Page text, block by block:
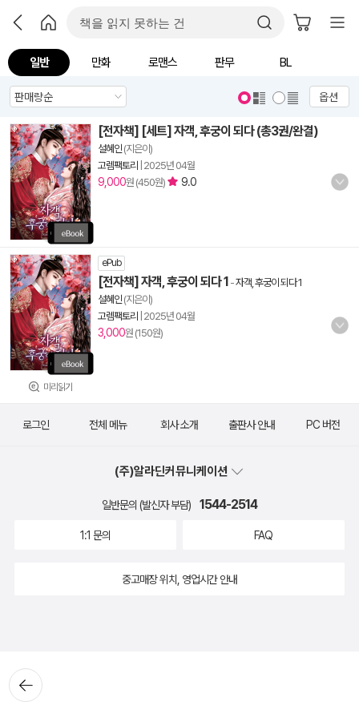
일반 만화 로맨스 판무 BL
옵션
[전자책] [세트] 자객, 후궁이 되다 (총3권/완결)
설혜인 (지은이)
고렘팩토리
2025년 04월
9,000원 (450원) 9.0
미리읽기
ePub
[전자책] 자객, 후궁이 되다 1 -자객, 후궁이 되다 1
설혜인 (지은이)
고렘팩토리
2025년 04월
3,000원 (150원)
뒤로가
기
로그인 전체 메뉴 회사 소개 출판사 안내 PC 버전
(주)알라딘커뮤니케이션
일반문의 (발신자 부담) 1544-2514
1:1 문의 FAQ
중고매장 위치, 영업시간 안내